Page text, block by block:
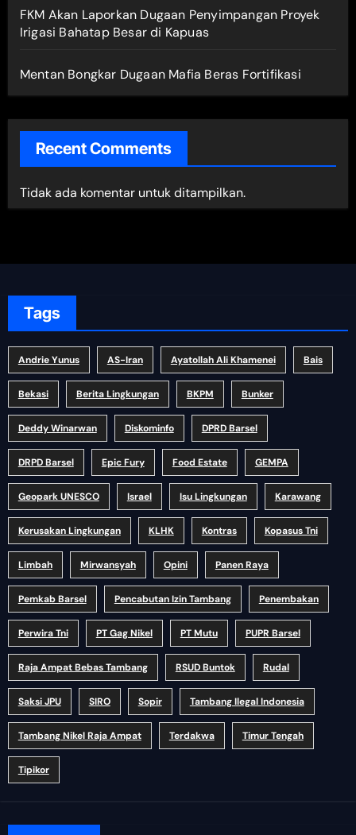
FKM Akan Laporkan Dugaan Penyimpangan Proyek
Irigasi Bahatap Besar di Kapuas
Mentan Bongkar Dugaan Mafia Beras Fortifikasi
Recent Comments
Tidak ada komentar untuk ditampilkan.
Tags
Andrie Yunus AS-Iran Ayatollah Ali Khamenei Bais
Bekasi Berita Lingkungan BKPM Bunker
Deddy Winarwan Diskominfo DPRD Barsel
DRPD Barsel Epic Fury Food Estate GEMPA
Geopark UNESCO Israel Isu Lingkungan Karawang
Kerusakan Lingkungan KLHK Kontras Kopasus Tni
Limbah Mirwansyah Opini Panen Raya
Pemkab Barsel Pencabutan Izin Tambang Penembakan
Perwira Tni PT Gag Nikel PT Mutu PUPR Barsel
Raja Ampat Bebas Tambang RSUD Buntok Rudal
Saksi JPU SIRO Sopir Tambang Ilegal Indonesia
Tambang Nikel Raja Ampat Terdakwa Timur Tengah
Tipikor